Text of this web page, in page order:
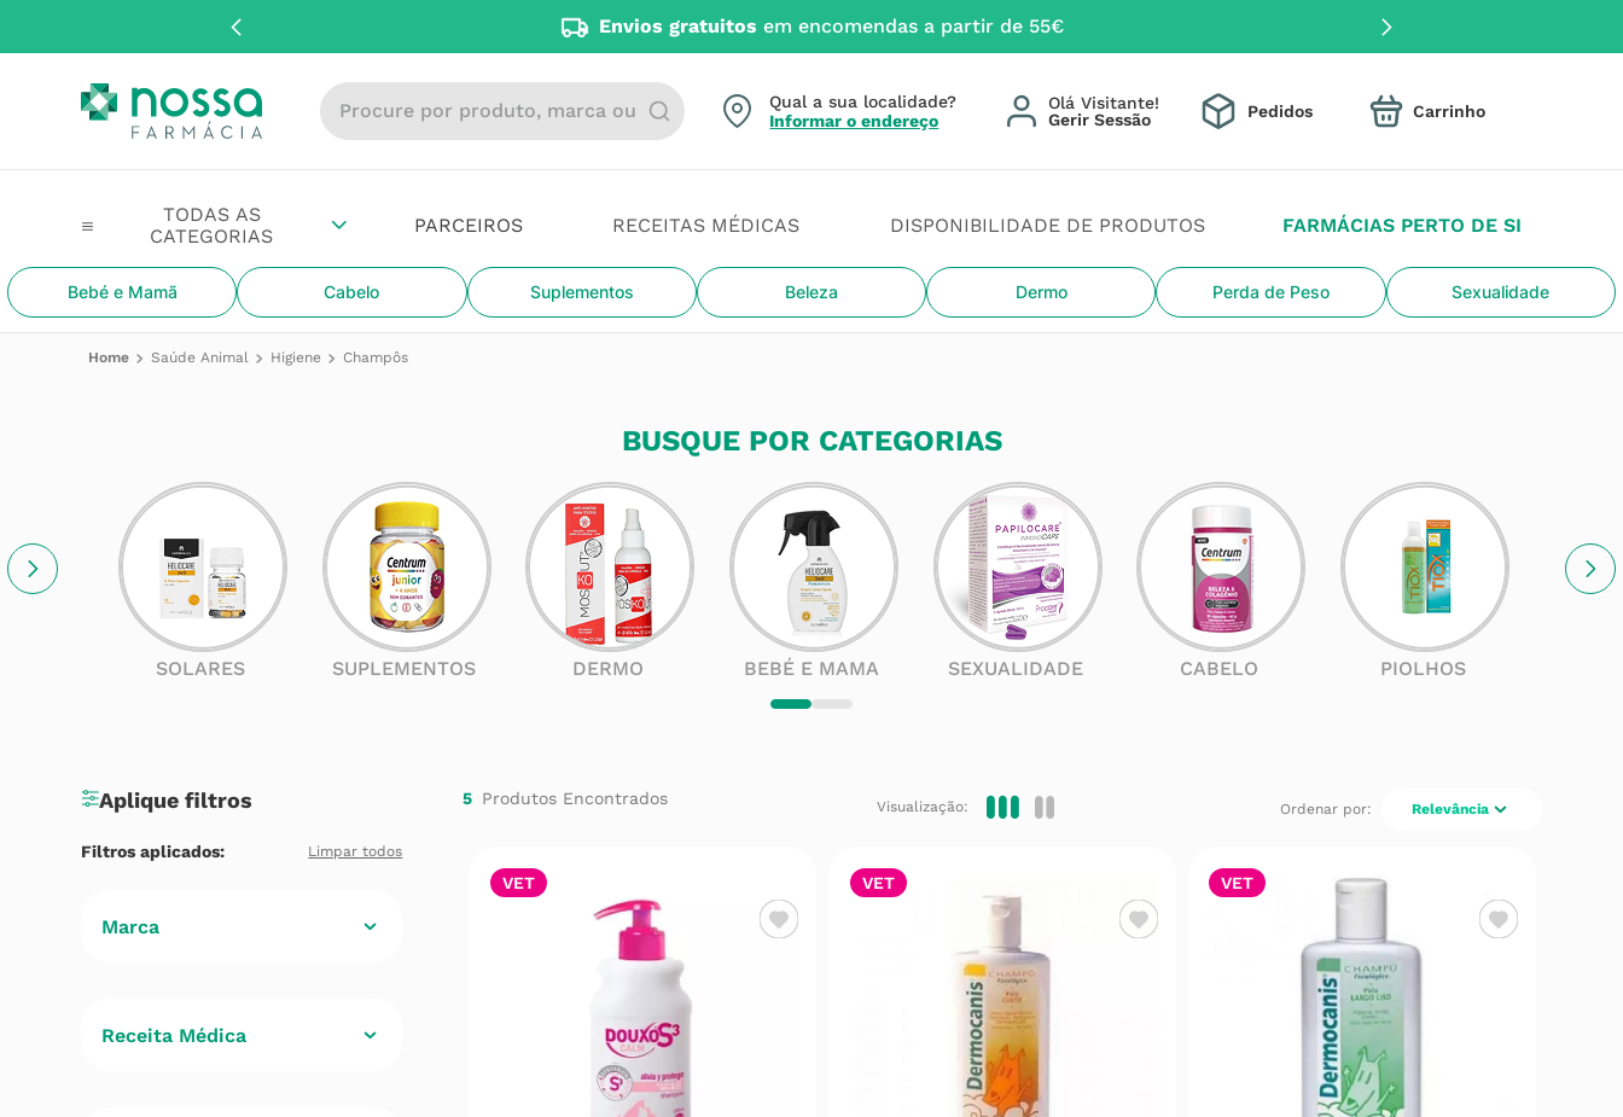
Envios gratuitos em encomendas a partir de 55€
Procure por produto, marca ou categoria
PARCEIROS RECEITAS MÉDICAS DISPONIBILIDADE DE PRODUTOS FARMÁCIAS PERTO DE SI
Bebé e Mamã Cabelo Suplementos Beleza Dermo Perda de Peso Sexualidade
Qual a sua localidade?
Informar o endereço
Olá Visitante! Pedidos
Saúde Animal Higiene Champôs
BUSQUE POR CATEGORIAS
SOLARES SUPLEMENTOS DERMO BEBÉ E MAMA SEXUALIDADE CABELO PIOLHOS
Marca
Receita Médica
5 Visualização: Relevância
VET VET VET